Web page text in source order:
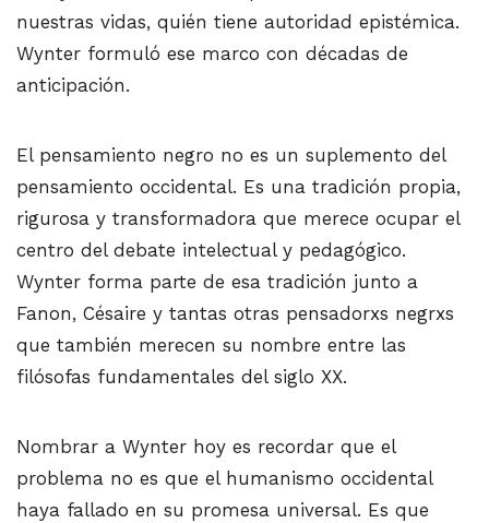
nuestras vidas, quién tiene autoridad epistémica.
Wynter formuló ese marco con décadas de
anticipación.
El pensamiento negro no es un suplemento del
pensamiento occidental. Es una tradición propia,
rigurosa y transformadora que merece ocupar el
centro del debate intelectual y pedagógico.
Wynter forma parte de esa tradición junto a
Fanon, Césaire y tantas otras pensadorxs negrxs
que también merecen su nombre entre las
filósofas fundamentales del siglo XX.
Nombrar a Wynter hoy es recordar que el
problema no es que el humanismo occidental
haya fallado en su promesa universal. Es que